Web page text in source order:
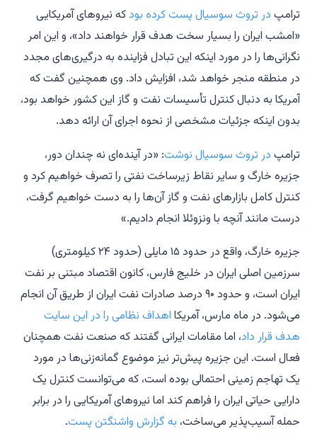
ترامپ در تروث سوسیال پست کرده بودکه نیروهای آمریکایی
«امشب ایران را بسیار سخت هدف قرار خواهند داد»، و این امر
نگرانی‌ها را در مورد اینکه این تبادل فزاینده به درگیری‌های مجدد
در منطقه منجر خواهد شد، افزایش داد. وی همچنین گفت که
آمریکا به دنبال کنترل تأسیسات نفت و گاز این کشور خواهد بود،
بدون اینکه جزئیات مشخصی از نحوه اجرای آن ارائه دهد.
ترامپ در تروث سوسیال نوشت: «در آینده‌ای نه چندان دور،
جزیره خارگ و سایر نقاط زیرساخت نفتی را تصرف خواهیم کرد و
کنترل کامل بازارهای نفت و گاز آن‌ها را به دست خواهیم گرفت،
درست مانند آنچه با ونزوئلا انجام دادیم.»
جزیره خارگ، واقع در حدود ۱۵ مایلی (حدود ۲۴ کیلومتری)
سرزمین اصلی ایران در خلیج فارس، کانون اقتصاد مبتنی بر نفت
ایران است، و حدود ۹۰ درصد صادرات نفت ایران از طریق آن انجام
می‌شود. در ماه مارس، آمریکا اهداف نظامی را در این سایت
هدف قرار داد، اما مقامات ایرانی گفتند که صنعت نفت همچنان
فعال است. این جزیره پیش‌تر نیز موضوع گمانه‌زنی‌ها در مورد
یک تهاجم زمینی احتمالی بوده است، که می‌توانست کنترل یک
دارایی حیاتی ایران را فراهم کند اما نیروهای آمریکایی را در برابر
حمله آسیب‌پذیر می‌ساخت، به گزارش واشنگتن پست.